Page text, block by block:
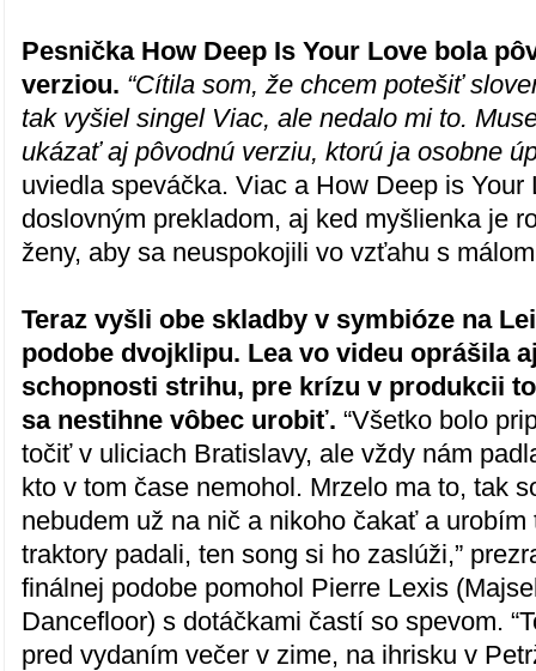
Pesnička How Deep Is Your Love bola
verziou. “Cítila som, že chcem potešiť
tak vyšiel singel Viac, ale nedalo mi to.
ukázať aj pôvodnú verziu, ktorú ja osobne
uviedla speváčka. Viac a How Deep is Your
doslovným prekladom, aj ked myšlienka je
ženy, aby sa neuspokojili vo vzťahu s
Teraz vyšli obe skladby v symbióze na
podobe dvojklipu. Lea vo videu oprášila
schopnosti strihu, pre krízu v produkcii
sa nestihne vôbec urobiť. “Všetko bolo
točiť v uliciach Bratislavy, ale vždy nám
kto v tom čase nemohol. Mrzelo ma to, tak
nebudem už na nič a nikoho čakať a
traktory padali, ten song si ho zaslúži,”
finálnej podobe pomohol Pierre Lexis
Dancefloor) s dotáčkami častí so spevom.
pred vydaním večer v zime, na ihrisku v